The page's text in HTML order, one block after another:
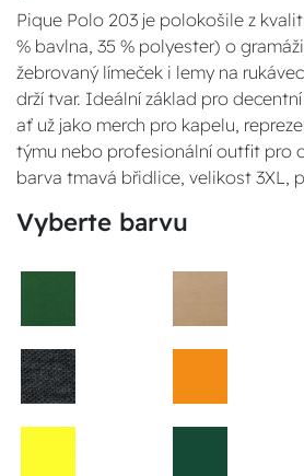
Pique Polo 203 je polokošile z
% bavlna, 35 % polyester) o
žebrovaný límeček i lemy na
drží tvar. Ideální základ pro
ať už jako merch pro kapelu,
týmu nebo profesionální outfit pro
barva tmavá břidlice, velikost 3XL,
Vyberte barvu